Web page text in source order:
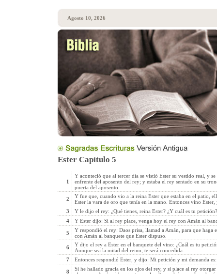
Agosto 10, 2026
Ester Capítulo 5
1
Y aconteció que al tercer día se vistió Ester su vestido real, y
enfrente del aposento del rey; y estaba el rey sentado en su
puerta del aposento.
2
Y fue que, cuando vio a la reina Ester que estaba en el patio,
Ester la vara de oro que tenía en la mano. Entonces vino
3
Y le dijo el rey: ¿Qué tienes, reina Ester? ¿Y cuál es tu
4
Y Ester dijo: Si al rey place, venga hoy el rey con Amán al
5
Y respondió el rey: Daos prisa, llamad a Amán, para que haga
con Amán al banquete que Ester dispuso.
6
Y dijo el rey a Ester en el banquete del vino: ¿Cuál es tu
Aunque sea la mitad del reino, te será concedida.
7
Entonces respondió Ester, y dijo: Mi petición y mi demanda es:
8
Si he hallado gracia en los ojos del rey, y si place al rey